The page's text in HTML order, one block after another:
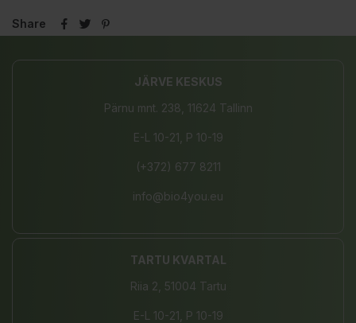
Share
JÄRVE KESKUS
Pärnu mnt. 238, 11624 Tallinn
E-L 10-21, P 10-19
(+372) 677 8211
info@bio4you.eu
TARTU KVARTAL
Riia 2, 51004 Tartu
E-L 10-21, P 10-19